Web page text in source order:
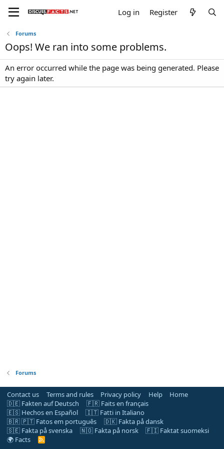
Log in Register
Forums
Oops! We ran into some problems.
An error occurred while the page was being generated. Please
try again later.
Forums
Contact us Terms and rules Privacy policy Help
Home
🇩🇪 Fakten auf Deutsch
🇫🇷 Faits en français
🇪🇸 Hechos en Español
🇮🇹 Fatti in Italiano
🇧🇷 🇵🇹 Fatos em português
🇩🇰 Fakta på dansk
🇸🇪 Fakta på svenska
🇳🇴 Fakta på norsk
🇫🇮 Faktat suomeksi
🌍 Facts
R